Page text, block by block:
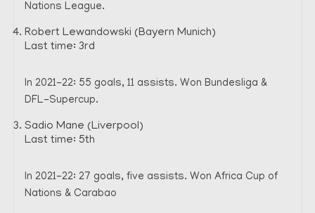
Nations League.
Robert Lewandowski (Bayern Munich)
Last time: 3rd
In 2021-22: 55 goals, 11 assists. Won Bundesliga &
DFL-Supercup.
Sadio Mane (Liverpool)
Last time: 5th
In 2021-22: 27 goals, five assists. Won Africa Cup of
Nations & Carabao